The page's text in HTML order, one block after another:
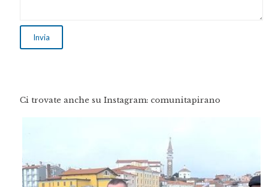
Ci trovate anche su Instagram: comunitapirano